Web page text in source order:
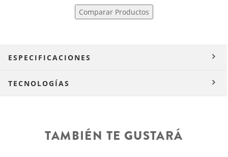
Comparar Productos
ESPECIFICACIONES
TECNOLOGÍAS
TAMBIÉN TE GUSTARÁ